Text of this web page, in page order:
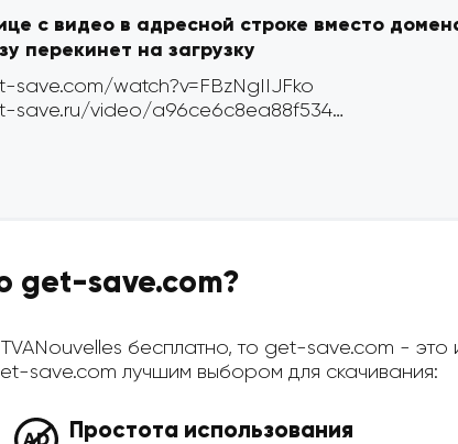
с видео в адресной строке вместо
перекинет на загрузку
get-save.com?
бесплатно, то get-save.com - это
save.com лучшим выбором для скачивания:
Простота использования